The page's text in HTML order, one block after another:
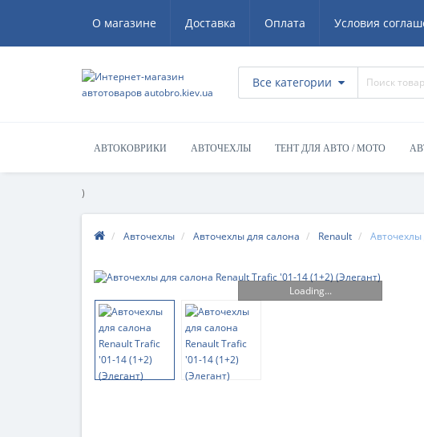
О магазине Доставка Оплата Условия
Все категории
АВТОКОВРИКИ АВТОЧЕХЛЫ ТЕНТ ДЛЯ АВТО / МОТО
)
Авточехлы Авточехлы для салона Renault Авточехлы
Loading...